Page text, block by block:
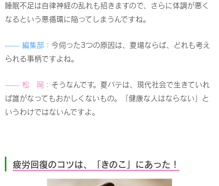
睡眠不足は自律神経の乱れも招きますので、さらに体調が悪く
なるという悪循環に陥ってしまうんですね。
—— 編集部： 今伺った3つの原因は、夏場ならば、どれも考え
られる事柄ですよね。
—— 松 岡： そうなんです。夏バテは、現代社会で生きていれ
ば誰がなってもおかしくないもの。「健康な人はならない」と
いうわけではないんですよ。
疲労回復のコツは、「きのこ」にあった！